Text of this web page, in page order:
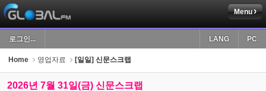
Menu
로그인... PC
LANG
Home 영업자료 [일일] 신문스크랩
2026년 7월 31일(금) 신문스크랩
Sketchbook5, 스케치북5